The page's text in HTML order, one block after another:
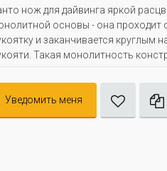
нож для дайвинга яркой
основы - она проходит
и заканчивается круглым
Такая монолитность
Уведомить меня